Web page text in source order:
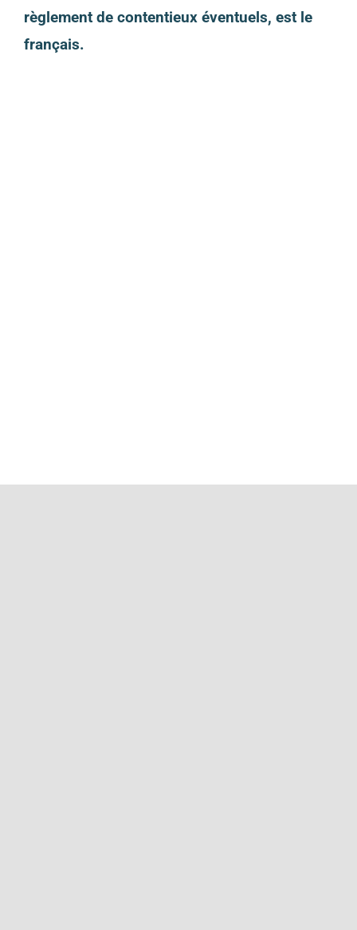
règlement de contentieux éventuels, est le
français.